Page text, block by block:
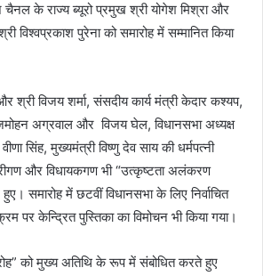
चैनल के राज्य ब्यूरो प्रमुख श्री योगेश मिश्रा और
विश्वप्रकाश पुरेना को समारोह में सम्मानित किया
विजय शर्मा, संसदीय कार्य मंत्री केदार कश्यप,
अग्रवाल और विजय घेल, विधानसभा अध्यक्ष
सिंह, मुख्यमंत्री विष्णु देव साय की धर्मपत्नी
और विधायकगण भी “उत्कृष्टता अलंकरण
समारोह में छटवीं विधानसभा के लिए निर्वाचित
पर केन्द्रित पुस्तिका का विमोचन भी किया गया।
को मुख्य अतिथि के रूप में संबोधित करते हुए